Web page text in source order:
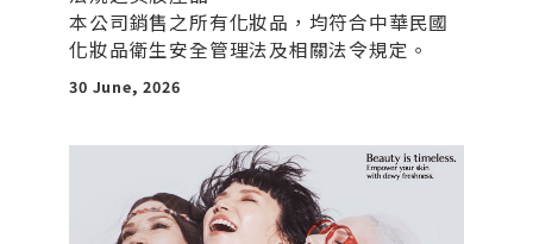
本公司銷售之所有化妝品，均符合中華民國
化妝品衛生安全管理法及相關法令規定。
30 June, 2026